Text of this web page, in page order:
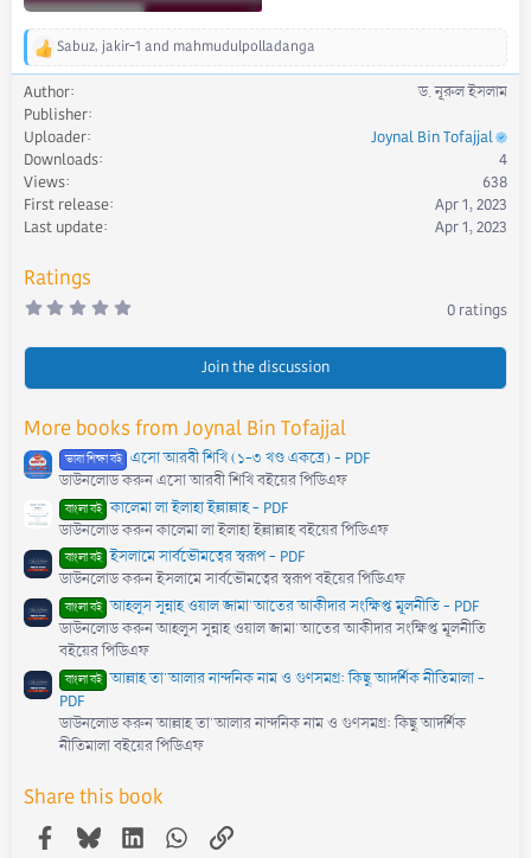
R
e
a
c
t
i
o
n
s
Sabuz, jakir-1 and mahmudulpolladanga
Author
ড. নূরুল ইসলাম
Publisher
Uploader
Joynal Bin Tofajjal
Downloads
4
Views
638
First release
Apr 1, 2023
Last update
Apr 1, 2023
Ratings
0
0
(
)
0 ratings
Join the discussion
More books from Joynal Bin Tofajjal
ভাষা শিক্ষা বই এসো আরবী শিখি (১-৩ খণ্ড একত্রে) - PDF
ডাউনলোড করুন এসো আরবী শিখি বইয়ের পিডিএফ
বাংলা বই কালেমা লা ইলাহা ইল্লাল্লাহ - PDF
ডাউনলোড করুন কালেমা লা ইলাহা ইল্লাল্লাহ বইয়ের পিডিএফ
বাংলা বই ইসলামে সার্বভৌমত্বের স্বরূপ - PDF
ডাউনলোড করুন ইসলামে সার্বভৌমত্বের স্বরূপ বইয়ের পিডিএফ
বাংলা বই আহলুস সুন্নাহ ওয়াল জামা'আতের আকীদার সংক্ষিপ্ত মূলনীতি - PDF
ডাউনলোড করুন আহলুস সুন্নাহ ওয়াল জামা'আতের আকীদার সংক্ষিপ্ত মূলনীতি
বইয়ের পিডিএফ
বাংলা বই আল্লাহ তা'আলার নান্দনিক নাম ও গুণসমগ্র: কিছু আদর্শিক নীতিমালা -
PDF
ডাউনলোড করুন আল্লাহ তা'আলার নান্দনিক নাম ও গুণসমগ্র: কিছু আদর্শিক
নীতিমালা বইয়ের পিডিএফ
Share this book
Facebook
BlueskyLinkedInWhatsApp
Link